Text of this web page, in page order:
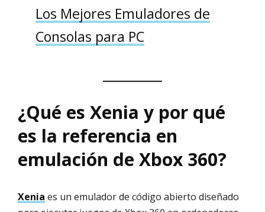
Los Mejores Emuladores de
Consolas para PC
¿Qué es Xenia y por qué
es la referencia en
emulación de Xbox 360?
Xenia es un emulador de código abierto diseñado